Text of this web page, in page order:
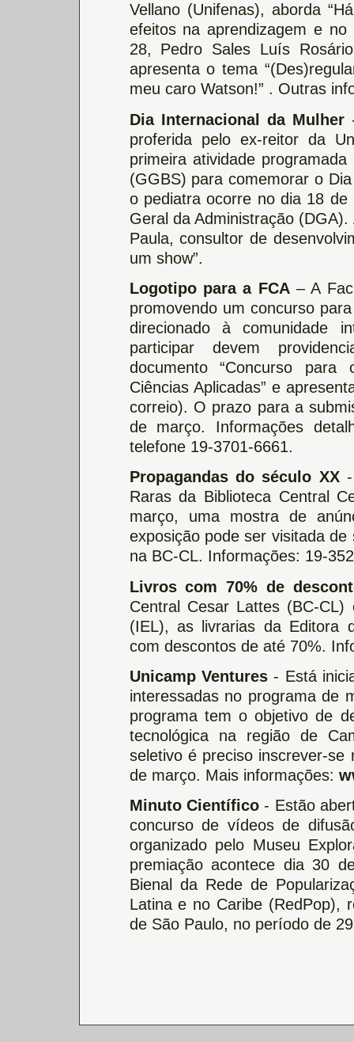
Vellano (Unifenas), aborda
efeitos na aprendizagem e
28, Pedro Sales Luís
apresenta o tema
meu caro Watson!” . Outras
Dia Internacional da Mulher-
proferida pelo ex-reitor da
primeira atividade
(GGBS) para comemorar o
o pediatra ocorre no dia 18
Geral da Administração
Paula, consultor de
um show”.
Logotipo para a FCA– A
promovendo um concurso
direcionado à comunidade
participar devem
documento “Concurso
Ciências Aplicadas” e
correio). O prazo para a
de março. Informações
telefone 19-3701-6661.
Propagandas do século XX
Raras da Biblioteca Central
março, uma mostra de
exposição pode ser visitada
na BC-CL. Informações: 19-
Livros com 70% de
Central Cesar Lattes (BC-
(IEL), as livrarias da Editora
com descontos de até 70%.
Unicamp Ventures- Está
interessadas no programa de
programa tem o objetivo de
tecnológica na região de
seletivo é preciso inscrever-
de março. Mais informações:
Minuto Científico- Estão
concurso de vídeos de
organizado pelo Museu
premiação acontece dia 30
Bienal da Rede de
Latina e no Caribe (RedPop),
de São Paulo, no período de